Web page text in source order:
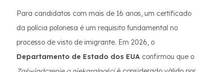
Para candidatos com mais de 16 anos, um certificado
da polícia polonesa é um requisito fundamental no
processo de visto de imigrante. Em 2026, o
Departamento de Estado dos EUA confirmou que o